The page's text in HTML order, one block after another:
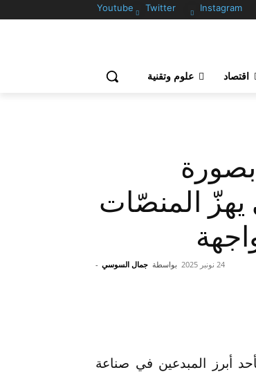
Instagram
Twitter
Youtube
اقتصاد علوم وتقنية
المنصّات
بواسطة جمال السوسي - 24 نونبر 2025
أبرز المبدعين في صناعة